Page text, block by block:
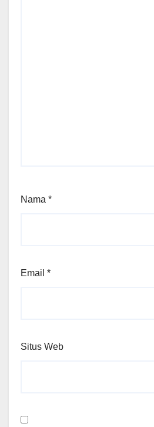
Nama *
Email *
Situs Web